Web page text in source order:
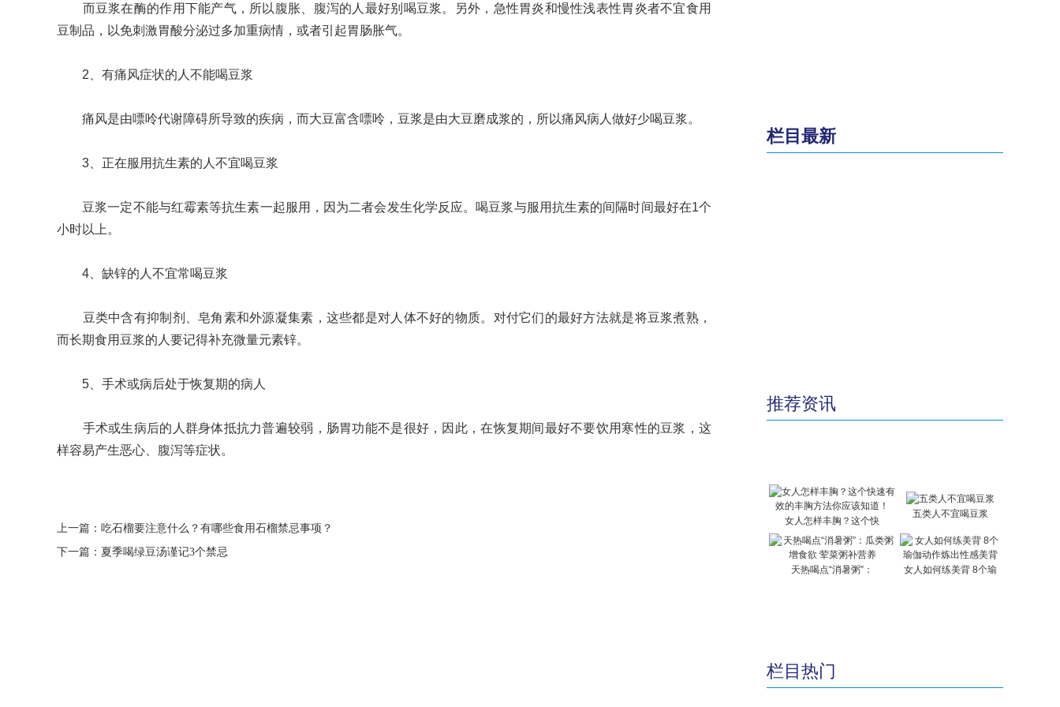
而豆浆在酶的作用下能产气，所以腹胀、腹泻的人最好别喝豆浆。另外，急性胃炎和慢性浅表性胃炎者不宜食用
豆制品，以免刺激胃酸分泌过多加重病情，或者引起胃肠胀气。
2、有痛风症状的人不能喝豆浆
痛风是由嘌呤代谢障碍所导致的疾病，而大豆富含嘌呤，豆浆是由大豆磨成浆的，所以痛风病人做好少喝豆浆。
3、正在服用抗生素的人不宜喝豆浆
豆浆一定不能与红霉素等抗生素一起服用，因为二者会发生化学反应。喝豆浆与服用抗生素的间隔时间最好在1个
小时以上。
4、缺锌的人不宜常喝豆浆
豆类中含有抑制剂、皂角素和外源凝集素，这些都是对人体不好的物质。对付它们的最好方法就是将豆浆煮熟，
而长期食用豆浆的人要记得补充微量元素锌。
5、手术或病后处于恢复期的病人
手术或生病后的人群身体抵抗力普遍较弱，肠胃功能不是很好，因此，在恢复期间最好不要饮用寒性的豆浆，这
样容易产生恶心、腹泻等症状。
上一篇： 吃石榴要注意什么？有哪些食用石榴禁忌事项？
下一篇： 夏季喝绿豆汤谨记3个禁忌
栏目最新
推荐资讯
女人怎样丰胸？这个快
五类人不宜喝豆浆
天热喝点“消暑粥”： 女人如何练美背 8个瑜
栏目热门